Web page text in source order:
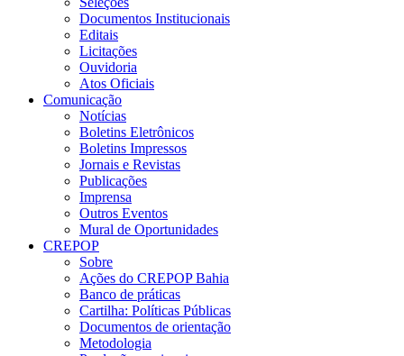
Documentos Institucionais
Editais
Licitações
Ouvidoria
Atos Oficiais
Comunicação
Notícias
Boletins Eletrônicos
Boletins Impressos
Jornais e Revistas
Publicações
Imprensa
Outros Eventos
Mural de Oportunidades
CREPOP
Sobre
Ações do CREPOP Bahia
Banco de práticas
Cartilha: Políticas Públicas
Documentos de orientação
Metodologia